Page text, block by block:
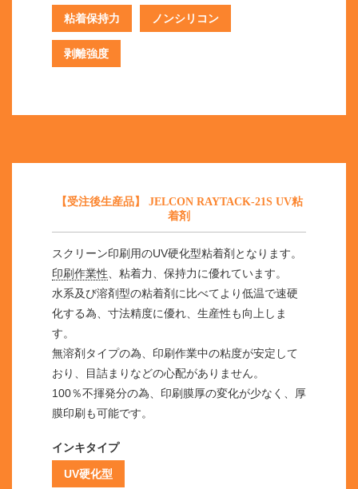
粘着保持力 ノンシリコン
剥離強度
【受注後生産品】 JELCON RAYTACK-21S UV粘
着剤
スクリーン印刷用のUV硬化型粘着剤となります。
印刷作業性 、粘着力、保持力に優れています。
水系及び溶剤型の粘着剤に比べてより低温で速硬
化する為、寸法精度に優れ、生産性も向上しま
す。
無溶剤タイプの為、印刷作業中の粘度が安定して
おり、目詰まりなどの心配がありません。
100％不揮発分の為、印刷膜厚の変化が少なく、厚
膜印刷も可能です。
インキタイプ
UV硬化型